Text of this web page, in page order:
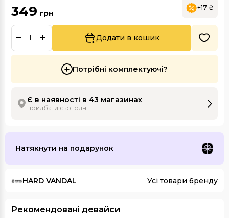
349 грн
+17 ₴
Додати в кошик
Потрібні комплектуючі?
Є в наявності в 43 магазинах
придбати сьогодні
Натякнути на подарунок
HARD VANDAL Усі товари бренду
Рекомендовані девайси